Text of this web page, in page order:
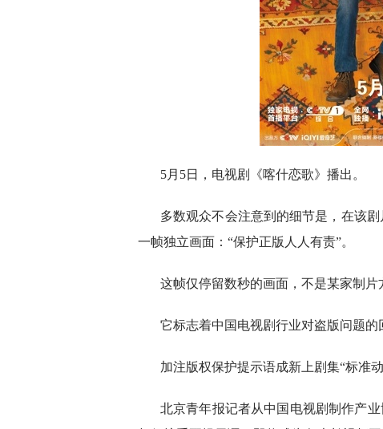
5月5日，电视剧《喀什恋歌》播出。
多数观众不会注意到的细节是，在该
一帧独立画面：“保护正版人人有责”。
这帧仅停留数秒的画面，不是某家制片
它标志着中国电视剧行业对盗版问题的
加注版权保护提示语成新上剧集“标准
北京青年报记者从中国电视剧制作产